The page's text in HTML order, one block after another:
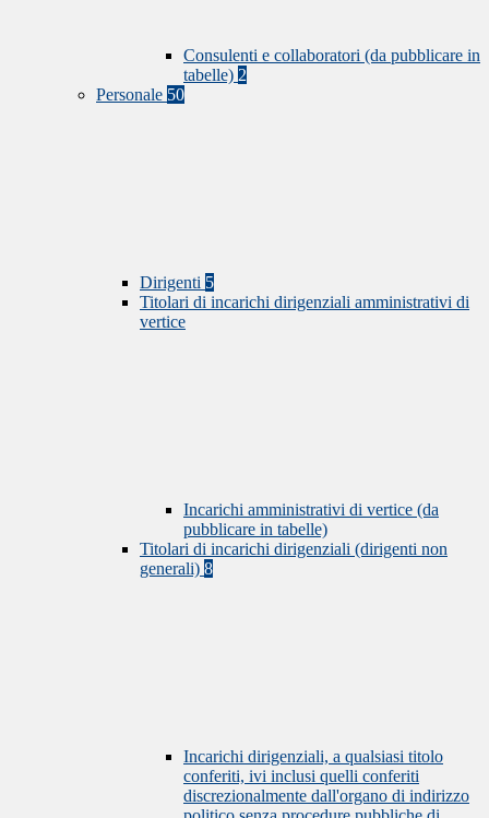
Consulenti e collaboratori (da pubblicare in
tabelle) 2
Personale 50
Dirigenti 5
Titolari di incarichi dirigenziali amministrativi di
vertice
Incarichi amministrativi di vertice (da
pubblicare in tabelle)
Titolari di incarichi dirigenziali (dirigenti non
generali) 8
Incarichi dirigenziali, a qualsiasi titolo
conferiti, ivi inclusi quelli conferiti
discrezionalmente dall'organo di indirizzo